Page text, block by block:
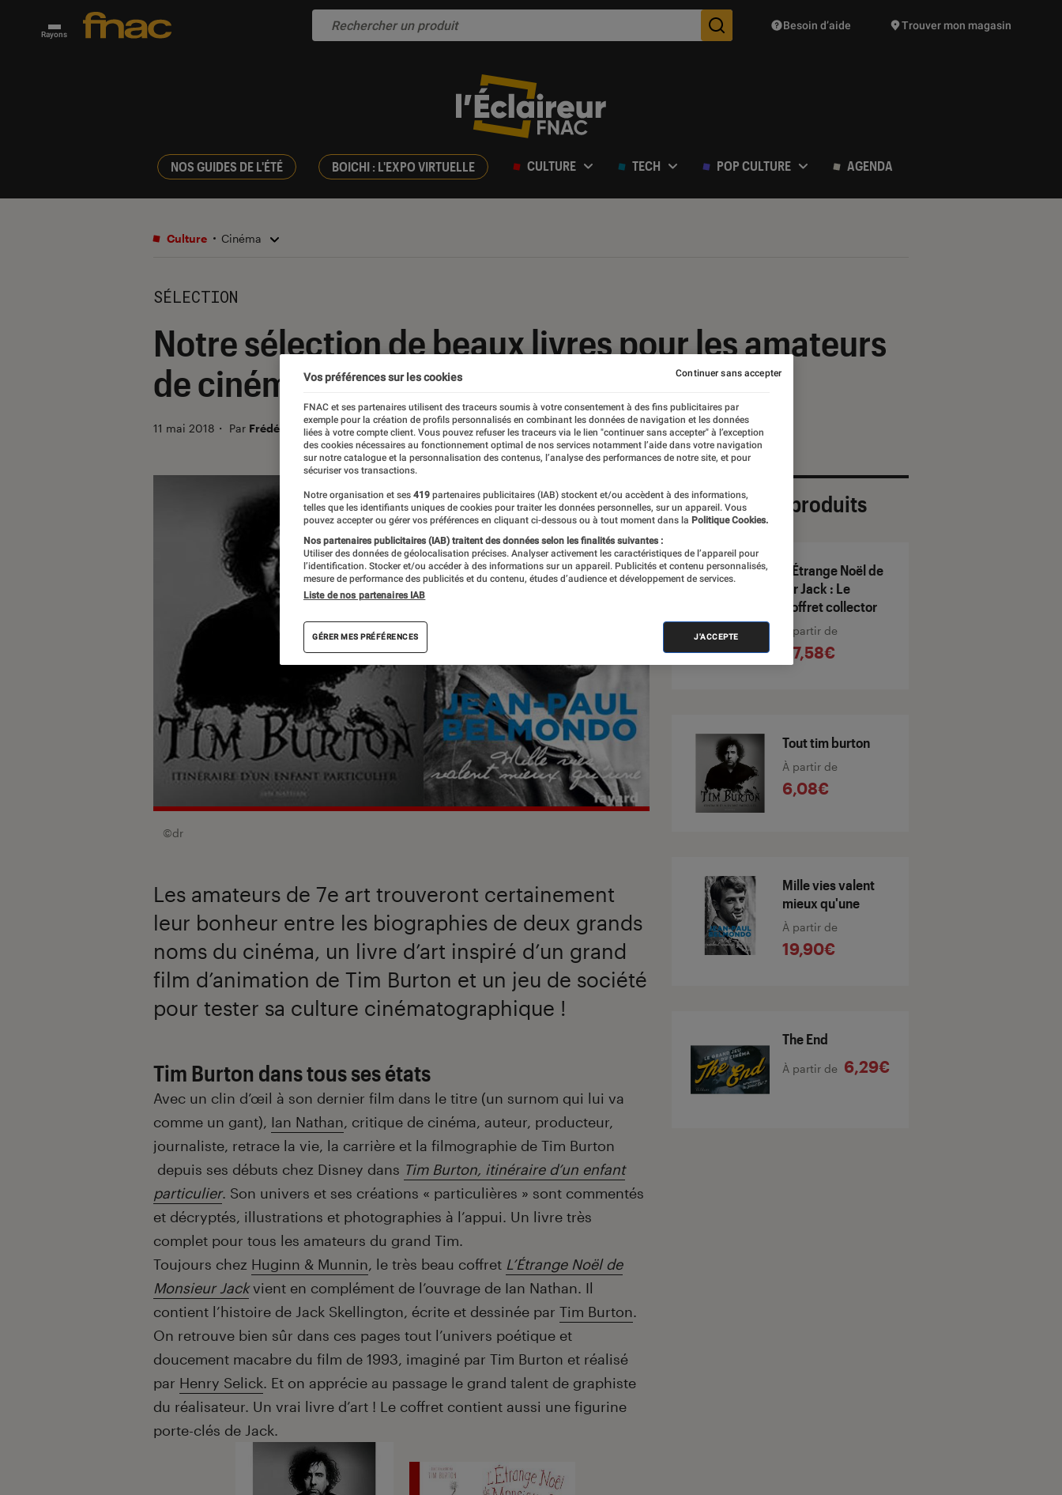
Rayons Des suggestions de produits vont vous être proposées
Besoin d’aide Trouver mon magasin
NOS GUIDES DE L'ÉTÉ BOICHI : L'EXPO VIRTUELLE CULTURE TECH POP CULTURE AGENDA
Culture Cinéma
SÉLECTION
Notre sélection de beaux livres pour les amateurs
de cinéma
11 mai 2018 ・ Par Frédérique
©dr
Les amateurs de 7e art trouveront certainement
leur bonheur entre les biographies de deux grands
noms du cinéma, un livre d’art inspiré d’un grand
film d’animation de Tim Burton et un jeu de société
pour tester sa culture cinématographique !
Tim Burton dans tous ses états
Avec un clin d’œil à son dernier film dans le titre (un surnom qui lui va
comme un gant), Ian Nathan, critique de cinéma, auteur, producteur,
journaliste, retrace la vie, la carrière et la filmographie de Tim Burton
depuis ses débuts chez Disney dans Tim Burton, itinéraire d’un enfant
particulier. Son univers et ses créations « particulières » sont commentés
et décryptés, illustrations et photographies à l’appui. Un livre très
complet pour tous les amateurs du grand Tim.
Toujours chez Huginn & Munnin, le très beau coffret L’Étrange Noël de
Monsieur Jackvient en complément de l’ouvrage de Ian Nathan. Il
contient l’histoire de Jack Skellington, écrite et dessinée par Tim Burton.
On retrouve bien sûr dans ces pages tout l’univers poétique et
doucement macabre du film de 1993, imaginé par Tim Burton et réalisé
par Henry Selick. Et on apprécie au passage le grand talent de graphiste
du réalisateur. Un vrai livre d’art ! Le coffret contient aussi une figurine
porte-clés de Jack.
Sélection de produits
L'Étrange Noël de
Mr Jack : Le
Coffret collector
À partir de
47,58€
Tout tim burton
À partir de
6,08€
Mille vies valent
mieux qu'une
À partir de
19,90€
The End
À partir de 6,29€
Vos préférences sur les cookies
FNAC et ses partenaires utilisent des traceurs soumis à votre consentement à des fins publicitaires par
exemple pour la création de profils personnalisés en combinant les données de navigation et les données
liées à votre compte client. Vous pouvez refuser les traceurs via le lien "continuer sans accepter" à l’exception
des cookies nécessaires au fonctionnement optimal de nos services notamment l’aide dans votre navigation
sur notre catalogue et la personnalisation des contenus, l’analyse des performances de notre site, et pour
sécuriser vos transactions.
Notre organisation et ses 419 partenaires publicitaires (IAB) stockent et/ou accèdent à des informations,
telles que les identifiants uniques de cookies pour traiter les données personnelles, sur un appareil. Vous
pouvez accepter ou gérer vos préférences en cliquant ci-dessous ou à tout moment dans la Politique Cookies.
Nos partenaires publicitaires (IAB) traitent des données selon les finalités suivantes :
Utiliser des données de géolocalisation précises. Analyser activement les caractéristiques de l’appareil pour
l’identification. Stocker et/ou accéder à des informations sur un appareil. Publicités et contenu personnalisés,
mesure de performance des publicités et du contenu, études d’audience et développement de services.
Liste de nos partenaires IAB
GÉRER MES PRÉFÉRENCES J'ACCEPTE
Continuer sans accepter